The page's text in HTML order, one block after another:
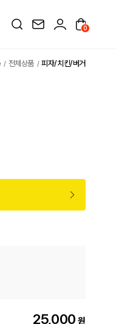
0
전체상품 피자/치킨/버거
25,000 원